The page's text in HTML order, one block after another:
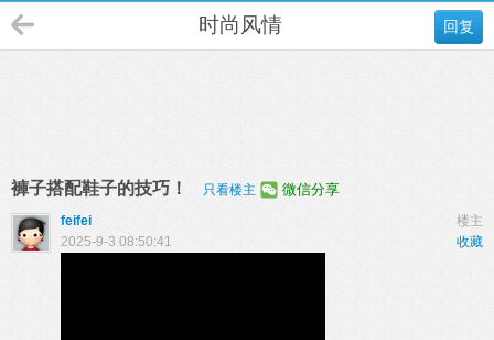
回复
时尚风情
褲子搭配鞋子的技巧！ 只看楼主 微信分享
楼主
feifei
收藏
2025-9-3 08:50:41